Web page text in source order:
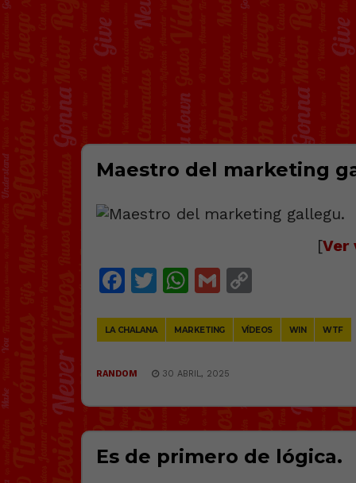
Maestro del marketing
[Ver
Facebook
Twitter
WhatsApp
Gmail
LA CHALANA MARKETING VÍDEOS WIN WTF
RANDOM 30 ABRIL, 2025
Es de primero de lógica.